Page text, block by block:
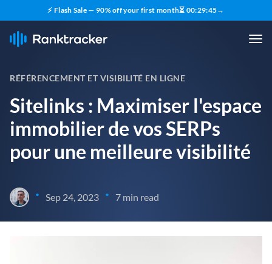
⚡ Flash Sale — 90% off your first month⏳ 00:29:44→
RÉFÉRENCEMENT ET VISIBILITÉ EN LIGNE
Sitelinks : Maximiser l'espace
immobilier de vos SERPs
pour une meilleure visibilité
• Sep 24, 2023 • 7 min read